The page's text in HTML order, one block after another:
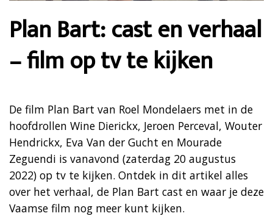
Plan Bart: cast en verhaal
– film op tv te kijken
De film Plan Bart van Roel Mondelaers met in de
hoofdrollen Wine Dierickx, Jeroen Perceval, Wouter
Hendrickx, Eva Van der Gucht en Mourade
Zeguendi is vanavond (zaterdag 20 augustus
2022) op tv te kijken. Ontdek in dit artikel alles
over het verhaal, de Plan Bart cast en waar je deze
Vaamse film nog meer kunt kijken.